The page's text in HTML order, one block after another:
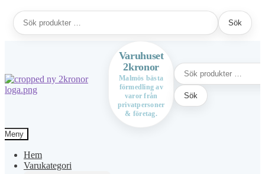
Sök
efter:
Sök
Hoppa
Hoppa
Varuhuset
2kronor
Malmös bästa
förmedling av
varor från
privatpersoner
& företag.
Sök
efter:
Sök
Meny
Hem
Varukategori